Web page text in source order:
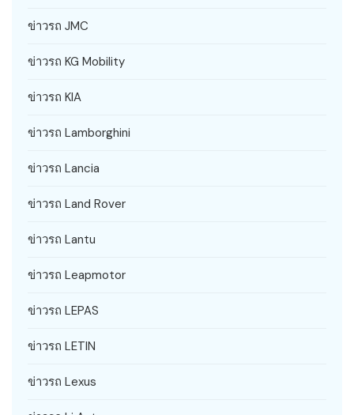
ข่าวรถ JMC
ข่าวรถ KG Mobility
ข่าวรถ KIA
ข่าวรถ Lamborghini
ข่าวรถ Lancia
ข่าวรถ Land Rover
ข่าวรถ Lantu
ข่าวรถ Leapmotor
ข่าวรถ LEPAS
ข่าวรถ LETIN
ข่าวรถ Lexus